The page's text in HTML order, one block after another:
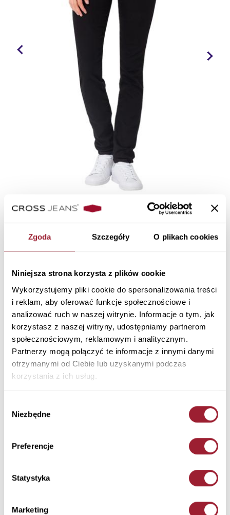
Zgoda Szczegóły O plikach cookies
Niniejsza strona korzysta z plików cookie
Wykorzystujemy pliki cookie do spersonalizowania treści
i reklam, aby oferować funkcje społecznościowe i
analizować ruch w naszej witrynie. Informacje o tym, jak
korzystasz z naszej witryny, udostępniamy partnerom
społecznościowym, reklamowym i analitycznym.
Partnerzy mogą połączyć te informacje z innymi danymi
otrzymanymi od Ciebie lub uzyskanymi podczas
korzystania z ich usług.
zgody
Niezbędne
Preferencje
Statystyka
Marketing
Jeansy damskie czarne Slim fit Anya P 489-
Materiał: 71% Bawełna 28% Poliester 1% Elastan
P 489-055
279,90 PLN
+ Tabela rozmiarów
+ Zapytaj o rozmiar
Kolory